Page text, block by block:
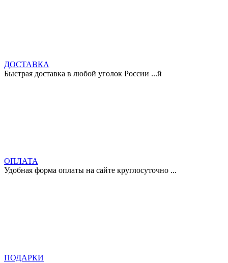
ДОСТАВКА
Быстрая доставка в любой уголок России ...й
ОПЛАТА
Удобная форма оплаты на сайте круглосуточно ...
ПОДАРКИ